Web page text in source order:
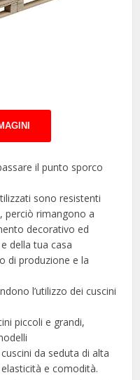
il punto sporco
sono resistenti
perciò rimangono a
decorativo ed
della tua casa
di produzione e la
l’utilizzo dei cuscini
piccoli e grandi,
da seduta di alta
e comodità.